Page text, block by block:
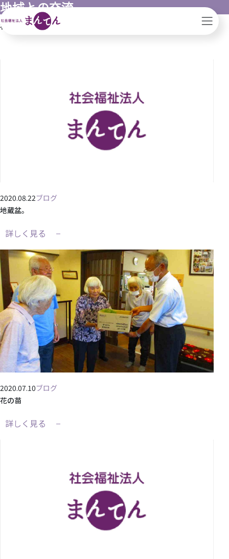
地域との交流
社会福祉法人まんてん｜滋賀県｜大阪市
2020.08.22ブログ
地蔵盆。
詳しく見る
2020.07.10ブログ
花の苗
詳しく見る